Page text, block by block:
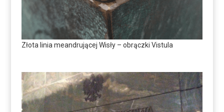
Złota linia meandrującej Wisły – obrączki Vistula